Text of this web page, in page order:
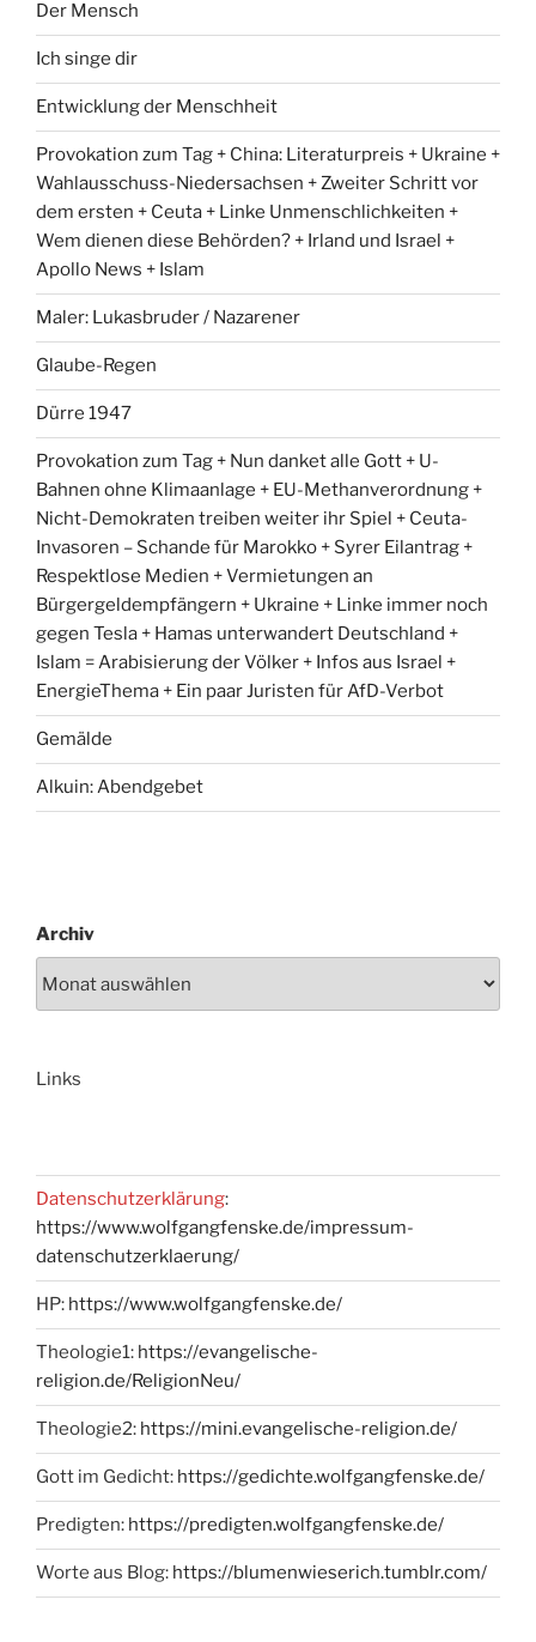
Der Mensch
Ich singe dir
Entwicklung der Menschheit
Provokation zum Tag + China: Literaturpreis + Ukraine +
Wahlausschuss-Niedersachsen + Zweiter Schritt vor
dem ersten + Ceuta + Linke Unmenschlichkeiten +
Wem dienen diese Behörden? + Irland und Israel +
Apollo News + Islam
Maler: Lukasbruder / Nazarener
Glaube-Regen
Dürre 1947
Provokation zum Tag + Nun danket alle Gott + U-
Bahnen ohne Klimaanlage + EU-Methanverordnung +
Nicht-Demokraten treiben weiter ihr Spiel + Ceuta-
Invasoren – Schande für Marokko + Syrer Eilantrag +
Respektlose Medien + Vermietungen an
Bürgergeldempfängern + Ukraine + Linke immer noch
gegen Tesla + Hamas unterwandert Deutschland +
Islam = Arabisierung der Völker + Infos aus Israel +
EnergieThema + Ein paar Juristen für AfD-Verbot
Gemälde
Alkuin: Abendgebet
Archiv
Links
Datenschutzerklärung:
https://www.wolfgangfenske.de/impressum-
datenschutzerklaerung/
HP: https://www.wolfgangfenske.de/
Theologie1: https://evangelische-
religion.de/ReligionNeu/
Theologie2: https://mini.evangelische-religion.de/
Gott im Gedicht: https://gedichte.wolfgangfenske.de/
Predigten: https://predigten.wolfgangfenske.de/
Worte aus Blog: https://blumenwieserich.tumblr.com/